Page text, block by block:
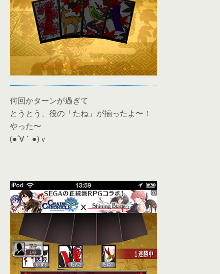
何回かターンが過ぎて
とうとう、役の「たね」が揃ったよ〜！
やった〜
(●´∀｀●)ｖ